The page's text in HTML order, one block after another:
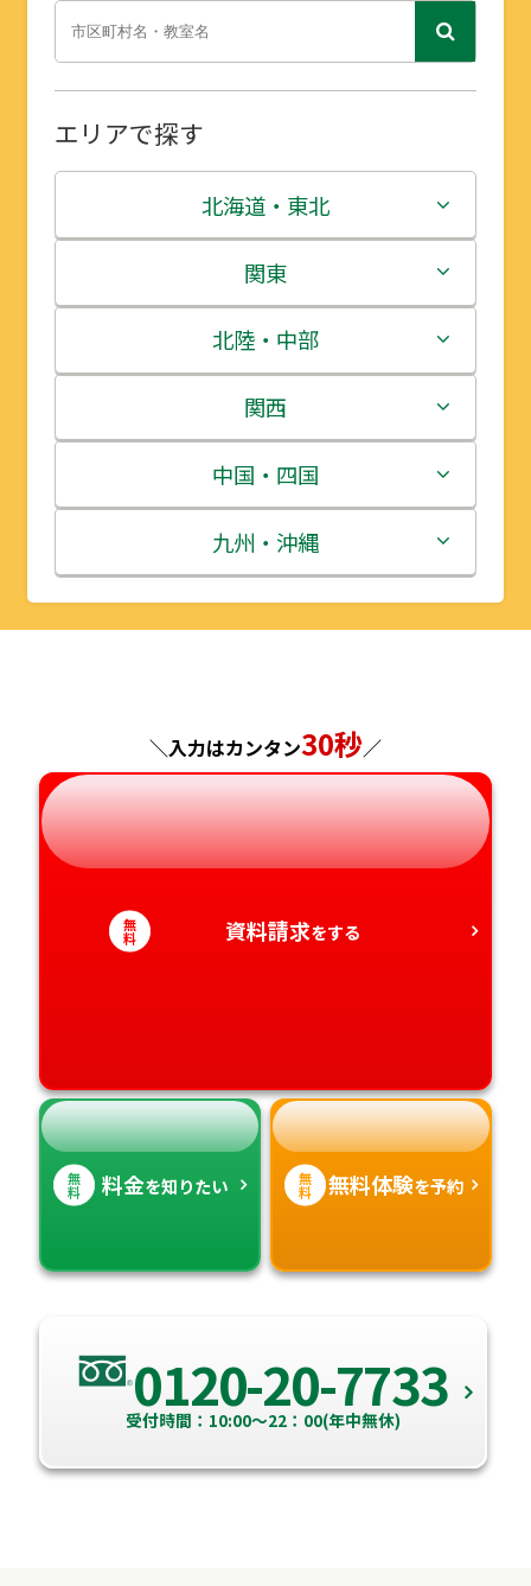
エリアで探す
北海道・東北
北海道
青森県
岩手県
宮城県
秋田県
山形県
関東
茨城県
栃木県
群馬県
埼玉県
千葉県
神奈川県
北陸・中部
新潟県
富山県
石川県
福井県
長野県
岐阜県
静岡県
愛知県
関西
三重県
滋賀県
京都府
兵庫県
奈良県
和歌山県
中国・四国
鳥取県
島根県
広島県
山口県
徳島県
香川県
九州・沖縄
福岡県
長崎県
熊本県
大分県
宮崎県
＼入力はカンタン30秒／
無
料 資料請求をする
無
料 料金を知りたい 無
料 無料体験を予約
0120-20-7733
受付時間：10:00～22：00(年中無休)